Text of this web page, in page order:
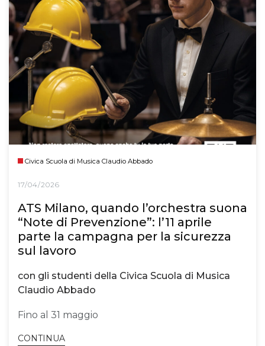
Civica Scuola di Musica Claudio Abbado
17/04/2026
ATS Milano, quando l’orchestra suona
“Note di Prevenzione”: l’11 aprile
parte la campagna per la sicurezza
sul lavoro
con gli studenti della Civica Scuola di Musica
Claudio Abbado
Fino al 31 maggio
CONTINUA